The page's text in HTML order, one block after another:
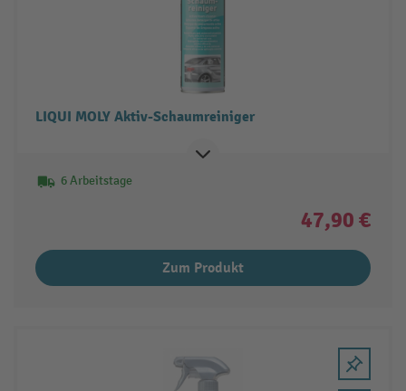
LIQUI MOLY Aktiv-Schaumreiniger
6 Arbeitstage
47,90 €
Zum Produkt